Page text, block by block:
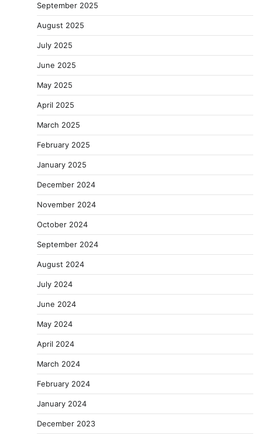
September 2025
August 2025
July 2025
June 2025
May 2025
April 2025
March 2025
February 2025
January 2025
December 2024
November 2024
October 2024
September 2024
August 2024
July 2024
June 2024
May 2024
April 2024
March 2024
February 2024
January 2024
December 2023